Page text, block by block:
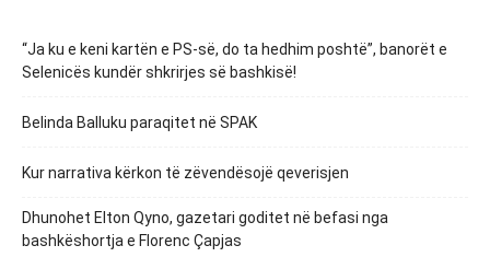
“Ja ku e keni kartën e PS-së, do ta hedhim poshtë”, banorët e
Selenicës kundër shkrirjes së bashkisë!
Belinda Balluku paraqitet në SPAK
Kur narrativa kërkon të zëvendësojë qeverisjen
Dhunohet Elton Qyno, gazetari goditet në befasi nga
bashkëshortja e Florenc Çapjas